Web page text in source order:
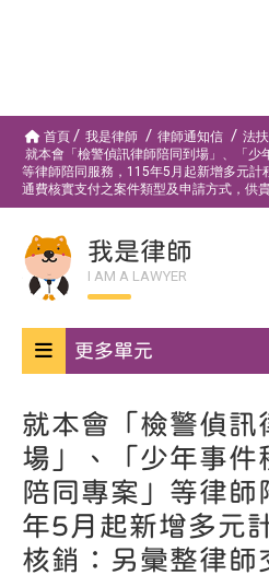
首頁 我是律師 律師通知信
法
就本會「檢警偵訊律師陪同到場」、「少
等律師陪同服務，115年5月起新增多元計
通費核實支付之案件類型及申請方式，供貴
我是律師
I AM A LAWYER
更多單元
就本會「檢警偵訊
場」、「少年事件
陪同專案」等律
年5月起新增多元
核銷：另彙整律師